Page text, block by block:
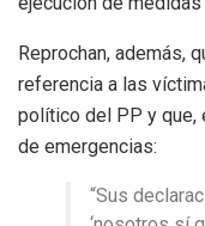
Reprochan, además,
referencia a las
político del PP y que,
de emergencias:
“Sus